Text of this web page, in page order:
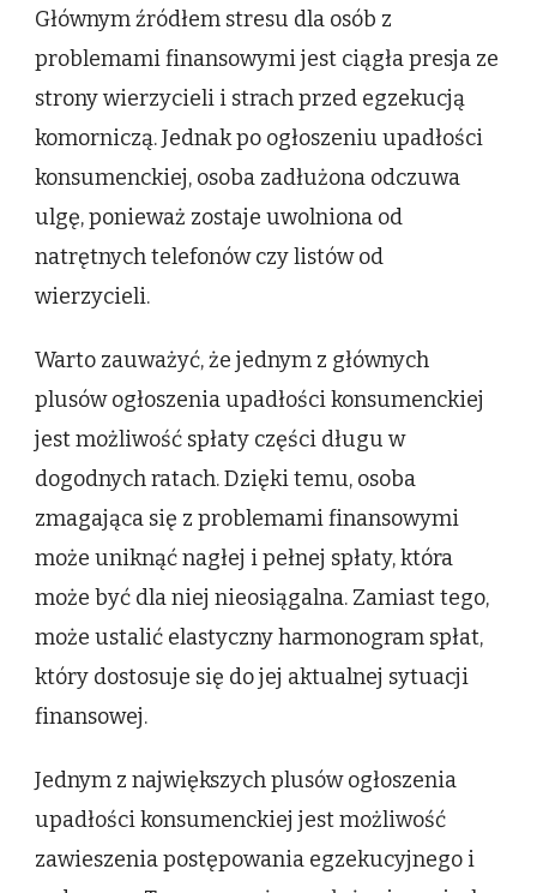
Głównym źródłem stresu dla osób z
problemami finansowymi jest ciągła presja ze
strony wierzycieli i strach przed egzekucją
komorniczą. Jednak po ogłoszeniu upadłości
konsumenckiej, osoba zadłużona odczuwa
ulgę, ponieważ zostaje uwolniona od
natrętnych telefonów czy listów od
wierzycieli.
Warto zauważyć, że jednym z głównych
plusów ogłoszenia upadłości konsumenckiej
jest możliwość spłaty części długu w
dogodnych ratach. Dzięki temu, osoba
zmagająca się z problemami finansowymi
może uniknąć nagłej i pełnej spłaty, która
może być dla niej nieosiągalna. Zamiast tego,
może ustalić elastyczny harmonogram spłat,
który dostosuje się do jej aktualnej sytuacji
finansowej.
Jednym z największych plusów ogłoszenia
upadłości konsumenckiej jest możliwość
zawieszenia postępowania egzekucyjnego i